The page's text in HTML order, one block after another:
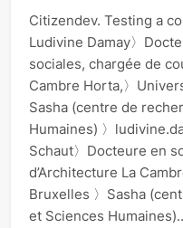
Citizendev. Testing a
Ludivine Damay〉
sociales, chargée de
Cambre Horta,〉
Sasha (centre de
Humaines) 〉
Schaut〉Docteure en
d’Architecture La
Bruxelles 〉Sasha
et Sciences